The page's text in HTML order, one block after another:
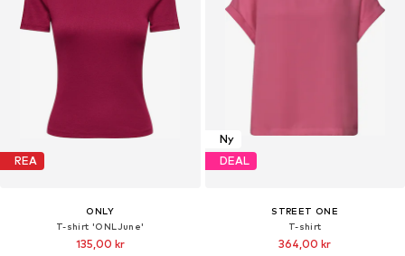
REA
ONLY
T-shirt 'ONLJune'
135,00 kr
Ny
DEAL
STREET ONE
T-shirt
364,00 kr